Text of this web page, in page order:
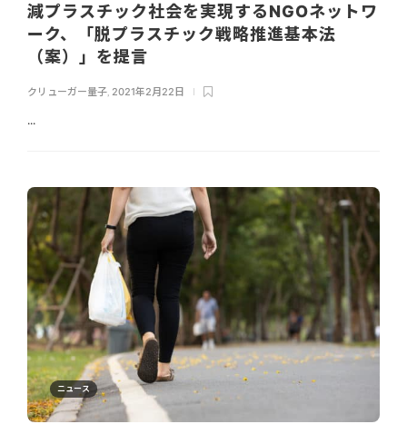
減プラスチック社会を実現するNGOネットワ
ーク、「脱プラスチック戦略推進基本法
（案）」を提言
クリューガー量子 2021年2月22日
...
ニュース